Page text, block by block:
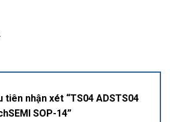
tiên nhận xét “TS04 ADSTS04
SOP-14”